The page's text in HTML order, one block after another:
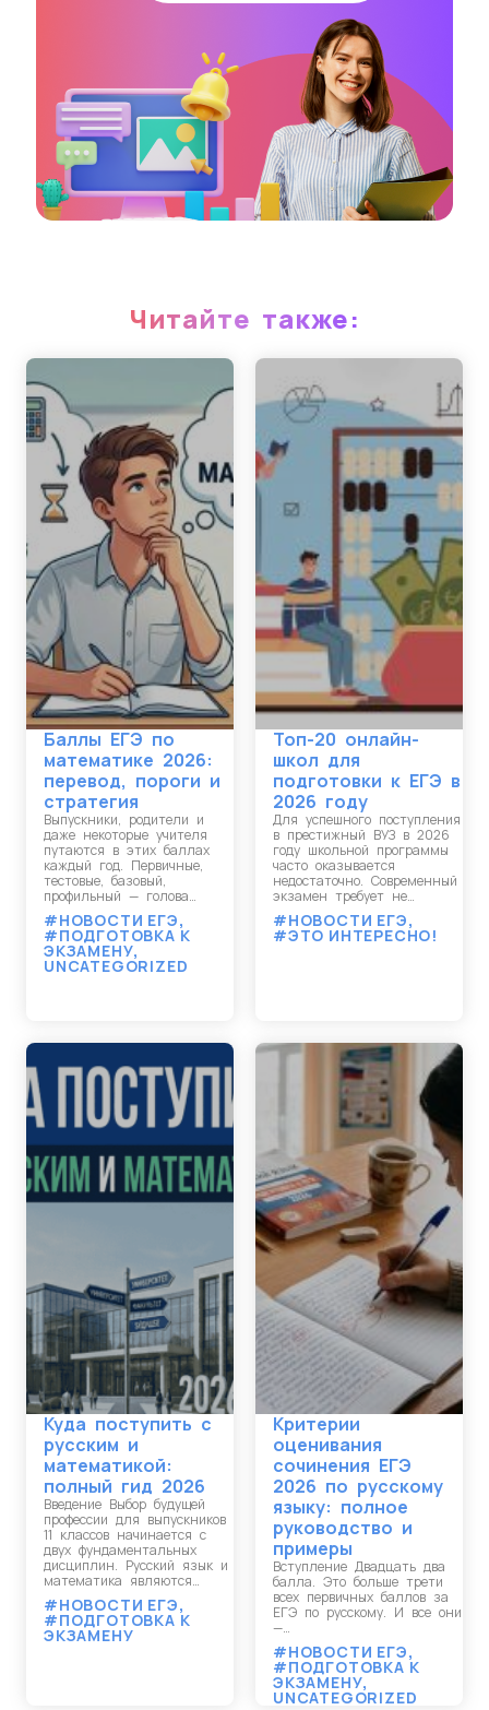
Читайте также:
Баллы ЕГЭ по
математике 2026:
перевод, пороги и
стратегия
Выпускники, родители и
даже некоторые учителя
путаются в этих баллах
каждый год. Первичные,
тестовые, базовый,
профильный — голова…
#НОВОСТИ ЕГЭ,
#ПОДГОТОВКА К
ЭКЗАМЕНУ,
UNCATEGORIZED
Топ-20 онлайн-
школ для
подготовки к ЕГЭ в
2026 году
Для успешного поступления
в престижный ВУЗ в 2026
году школьной программы
часто оказывается
недостаточно. Современный
экзамен требует не…
#НОВОСТИ ЕГЭ,
#ЭТО ИНТЕРЕСНО!
Куда поступить с
русским и
математикой:
полный гид 2026
Введение Выбор будущей
профессии для выпускников
11 классов начинается с
двух фундаментальных
дисциплин. Русский язык и
математика являются…
#НОВОСТИ ЕГЭ,
#ПОДГОТОВКА К
ЭКЗАМЕНУ
Критерии
оценивания
сочинения ЕГЭ
2026 по русскому
языку: полное
руководство и
примеры
Вступление Двадцать два
балла. Это больше трети
всех первичных баллов за
ЕГЭ по русскому. И все они
—…
#НОВОСТИ ЕГЭ,
#ПОДГОТОВКА К
ЭКЗАМЕНУ,
UNCATEGORIZED